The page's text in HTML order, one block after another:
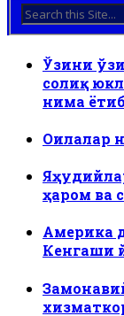
Ўзини
солиқ
нима
Оилалар
ҳаром ва
Америка
Кенгаши